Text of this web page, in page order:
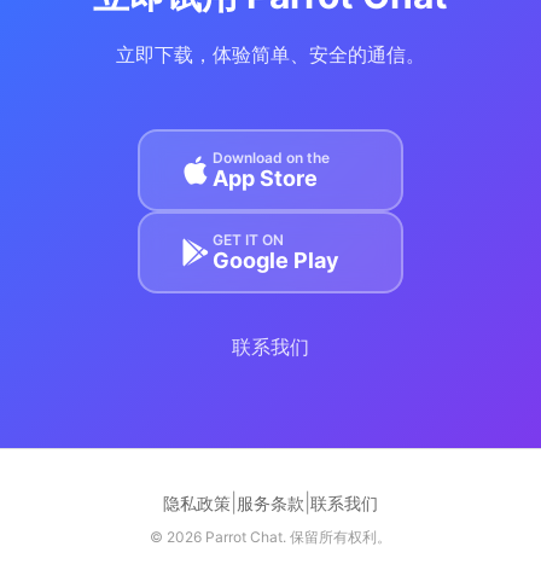
立即下载，体验简单、安全的通信。
Download on the
App Store
GET IT ON
Google Play
联系我们
隐私政策 服务条款 联系我们
© 2026 Parrot Chat. 保留所有权利。